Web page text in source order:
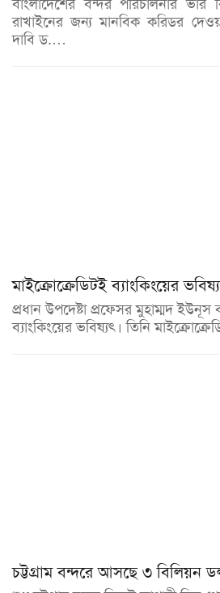
বাংলাদেশের বন্দর পরিচালনার ভার
রাখাইনের জন্য মানবিক করিডর
দাবি ড.…
মাইক্রোক্রেডিটই ব্যাংকিংয়ের
প্রধান উপদেষ্টা প্রফেসর মুহাম্মদ ইউনূস
ব্যাংকিংয়ের ভবিষ্যৎ। তিনি
চট্টগ্রাম বন্দরে আসছে ৩ বিলিয়ন